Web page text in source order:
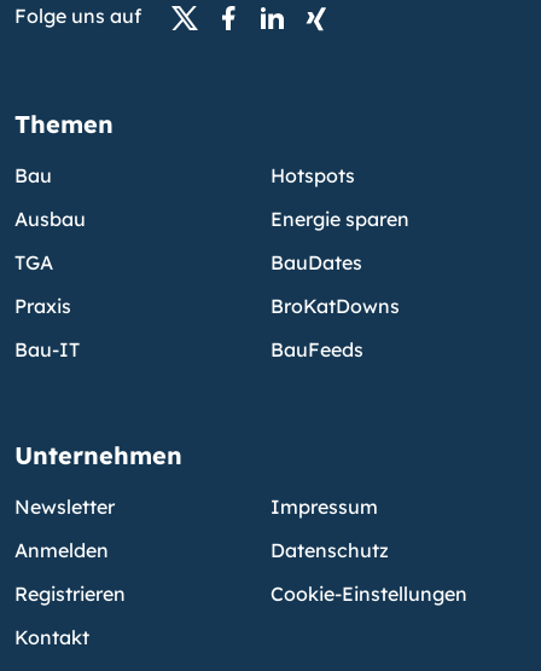
Folge uns auf
Themen
Bau
Ausbau
TGA
Praxis
Bau-IT
Hotspots
Energie sparen
BauDates
BroKatDowns
BauFeeds
Unternehmen
Newsletter
Anmelden
Registrieren
Kontakt
Impressum
Datenschutz
Cookie-Einstellungen